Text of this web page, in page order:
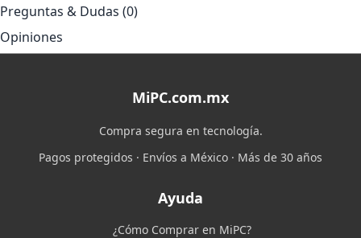
Preguntas & Dudas (0)
Opiniones
MiPC.com.mx
Compra segura en tecnología.
Pagos protegidos · Envíos a México · Más de 30 años
Ayuda
¿Cómo Comprar en MiPC?